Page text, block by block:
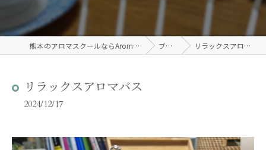
熊本のアロマスクールならAroma Terrace ブログ リラックスアロマバス
リラックスアロマバス
2024/12/17